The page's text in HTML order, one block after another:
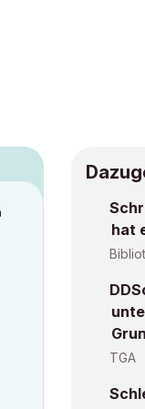
hat
TGA